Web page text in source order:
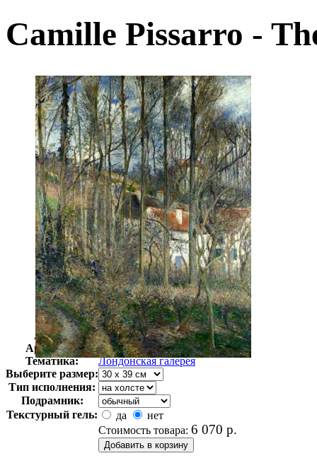
Camille Pissarro -
Автор:
Писсарро Камиль
Арт-стиль
Английская живопись
Тематика:
Лондонская галерея
Выберите размер:
Тип исполнения:
Подрамник:
Текстурный гель:
да
нет
Стоимость товара: 6 070 р.